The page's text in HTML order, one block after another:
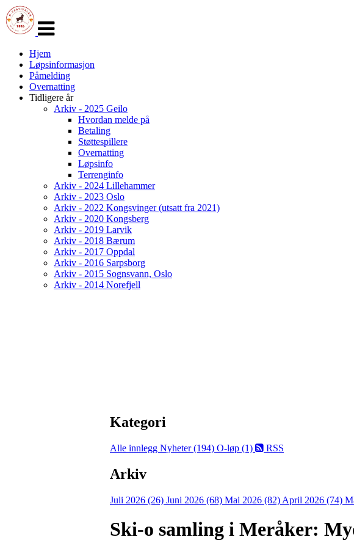
navigasjon
Hjem
Løpsinformasjon
Påmelding
Overnatting
Tidligere år
Arkiv - 2025 Geilo
Hvordan melde på
Betaling
Støttespillere
Overnatting
Løpsinfo
Terrenginfo
Arkiv - 2024 Lillehammer
Arkiv - 2023 Oslo
Arkiv - 2022 Kongsvinger (utsatt fra 2021)
Arkiv - 2020 Kongsberg
Arkiv - 2019 Larvik
Arkiv - 2018 Bærum
Arkiv - 2017 Oppdal
Arkiv - 2016 Sarpsborg
Arkiv - 2015 Sognsvann, Oslo
Arkiv - 2014 Norefjell
Kategori
Alle innlegg Nyheter (194) O-løp (1) RSS
Arkiv
Juli 2026 (26) Juni 2026 (68) Mai 2026 (82) April 2026 (74)
Ski-o samling i Meråker: